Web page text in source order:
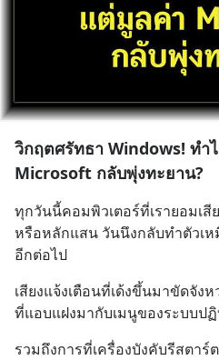
วิกฤตศรัทธา Windows! ทำ
Microsoft กลับพุ่งทะยาน?
ทุกวันนี้คอมพิวเตอร์ที่เรายอมเ
หรือหลักแสน วันนึงกลับทำตัวเ
อีกต่อไป
เสียงแจ้งเตือนที่เด้งขึ้นมาขัดจัง
ที่แอบแฝงมากับเมนูของระบบป
รวมถึงการที่เครื่องบังคับรีสตาร์